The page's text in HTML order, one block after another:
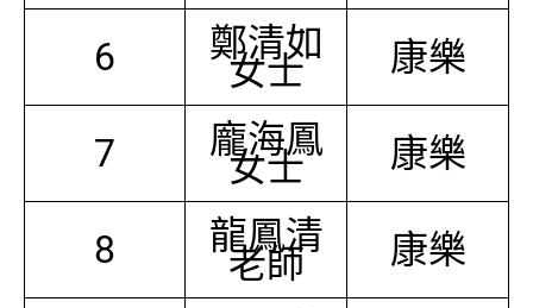
6 鄭清如
女士 康樂
7 龐海鳳
女士 康樂
8 龍鳳清
老師 康樂